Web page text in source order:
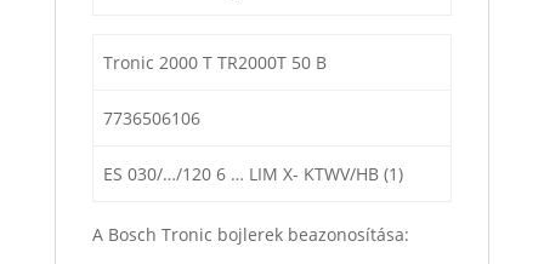
Tronic 2000 T TR2000T 50 B
7736506106
ES 030/…/120 6 … LIM X- KTWV/HB (1)
A Bosch Tronic bojlerek beazonosítása: